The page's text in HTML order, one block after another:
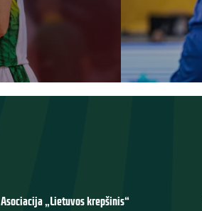
Asociacija „Lietuvos krepšinis“